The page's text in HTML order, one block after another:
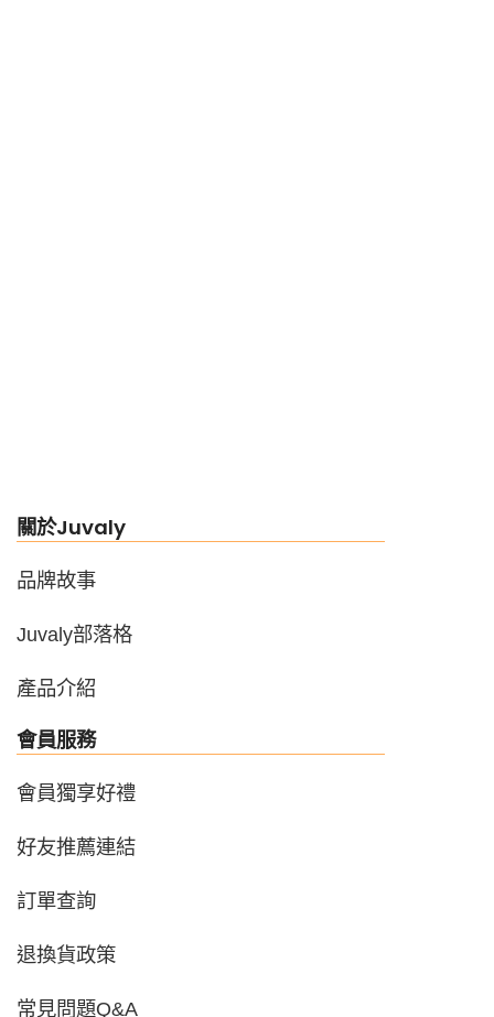
關於Juvaly
品牌故事
Juvaly部落格
產品介紹
會員服務
會員獨享好禮
好友推薦連結
訂單查詢
退換貨政策
常見問題Q&A